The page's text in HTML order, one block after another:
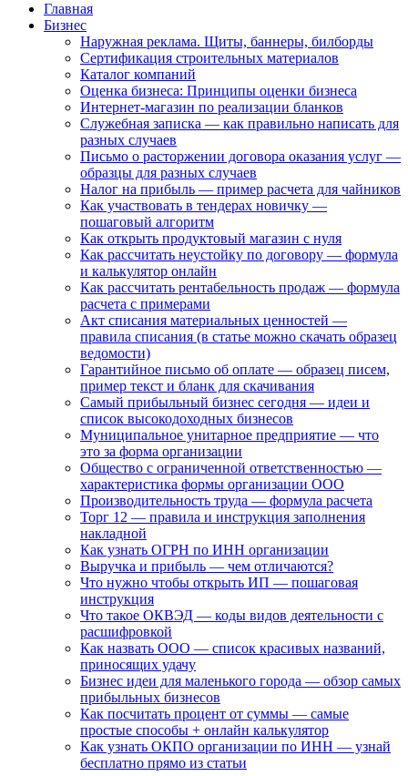
Главная
Бизнес
Наружная реклама. Щиты, баннеры, билборды
Сертификация строительных материалов
Каталог компаний
Оценка бизнеса: Принципы оценки бизнеса
Интернет-магазин по реализации бланков
Служебная записка — как правильно написать для
разных случаев
Письмо о расторжении договора оказания услуг —
образцы для разных случаев
Налог на прибыль — пример расчета для чайников
Как участвовать в тендерах новичку —
пошаговый алгоритм
Как открыть продуктовый магазин с нуля
Как рассчитать неустойку по договору — формула
и калькулятор онлайн
Как рассчитать рентабельность продаж — формула
расчета с примерами
Акт списания материальных ценностей —
правила списания (в статье можно скачать образец
ведомости)
Гарантийное письмо об оплате — образец писем,
пример текст и бланк для скачивания
Самый прибыльный бизнес сегодня — идеи и
список высокодоходных бизнесов
Муниципальное унитарное предприятие — что
это за форма организации
Общество с ограниченной ответственностью —
характеристика формы организации ООО
Производительность труда — формула расчета
Торг 12 — правила и инструкция заполнения
накладной
Как узнать ОГРН по ИНН организации
Выручка и прибыль — чем отличаются?
Что нужно чтобы открыть ИП — пошаговая
инструкция
Что такое ОКВЭД — коды видов деятельности с
расшифровкой
Как назвать ООО — список красивых названий,
приносящих удачу
Бизнес идеи для маленького города — обзор самых
прибыльных бизнесов
Как посчитать процент от суммы — самые
простые способы + онлайн калькулятор
Как узнать ОКПО организации по ИНН — узнай
бесплатно прямо из статьи